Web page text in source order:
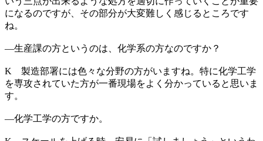
になるのですが、その部分が大変難しく感じるところです
ね。
―生産課の方というのは、化学系の方なのですか？
K 製造部署には色々な分野の方がいますね。特に化学工学
を専攻されていた方が一番現場をよく分かっていると思いま
す。
―化学工学の方ですか。